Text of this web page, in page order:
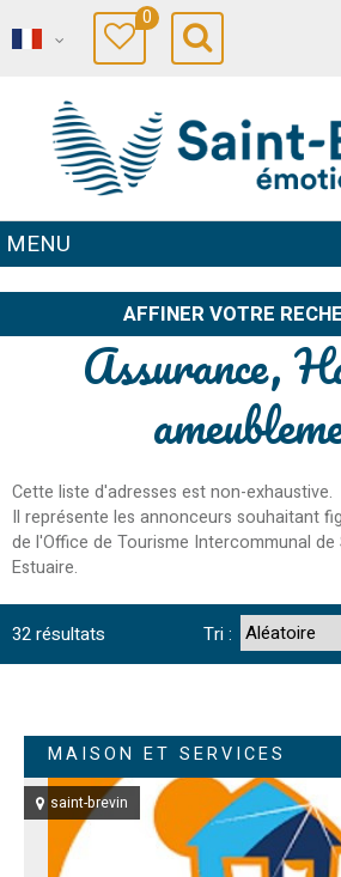
0
MENU
AFFINER VOTRE
Assurance,
Cette liste d'adresses est non-exhaustive.
Il représente les annonceurs souhaitant
de l'Office de Tourisme Intercommunal
Estuaire.
32résultats Tri :
MAISON ET SERVICES
saint-brevin